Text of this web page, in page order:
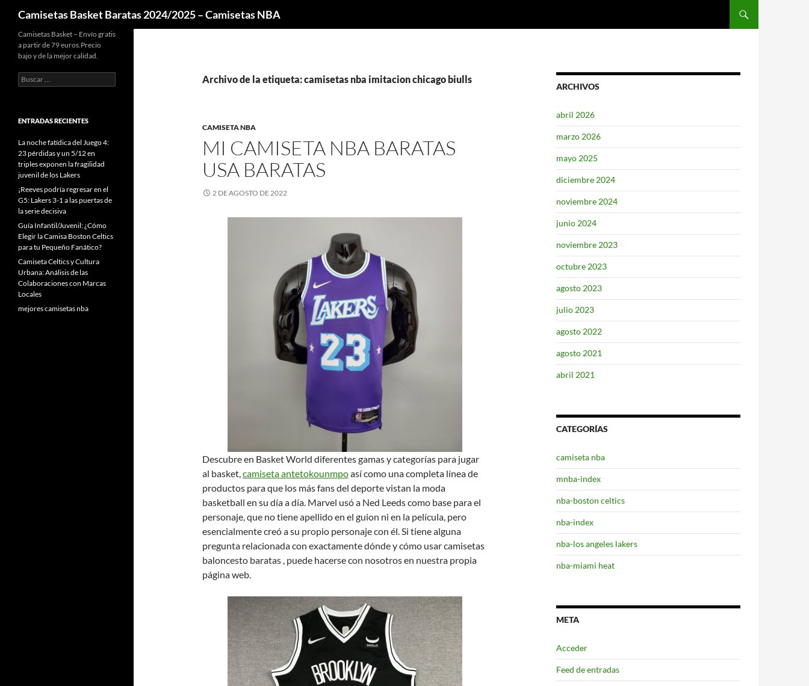
Camisetas Basket Baratas 2024/2025 – Camisetas NBA
Archivo de la etiqueta: camisetas nba imitacion chicago biulls
CAMISETA NBA
MI CAMISETA NBA BARATAS
USA BARATAS
2 DE AGOSTO DE 2022
Descubre en Basket World diferentes gamas y categorías para jugar
al basket,camiseta antetokounmpoasí como una completa línea de
productos para que los más fans del deporte vistan la moda
basketball en su día a día. Marvel usó a Ned Leeds como base para el
personaje, que no tiene apellido en el guion ni en la película, pero
esencialmente creó a su propio personaje con él. Si tiene alguna
pregunta relacionada con exactamente dónde y cómo usar camisetas
baloncesto baratas , puede hacerse con nosotros en nuestra propia
página web.
ARCHIVOS
abril 2026
marzo 2026
mayo 2025
diciembre 2024
noviembre 2024
junio 2024
noviembre 2023
octubre 2023
agosto 2023
julio 2023
agosto 2022
agosto 2021
abril 2021
CATEGORÍAS
camiseta nba
mnba-index
nba-boston celtics
nba-index
nba-los angeles lakers
nba-miami heat
META
Acceder
Feed de entradas
Camisetas Basket – Envío gratis
a partir de 79 euros.Precio
bajo y de la mejor calidad.
Buscar:
ENTRADAS RECIENTES
La noche fatídica del Juego 4:
23 pérdidas y un 5/12 en
triples exponen la fragilidad
juvenil de los Lakers
¡Reeves podría regresar en el
G5: Lakers 3-1 a las puertas de
la serie decisiva
Guía Infantil/Juvenil: ¿Cómo
Elegir la Camisa Boston Celtics
para tu Pequeño Fanático?
Camiseta Celtics y Cultura
Urbana: Análisis de las
Colaboraciones con Marcas
Locales
mejores camisetas nba